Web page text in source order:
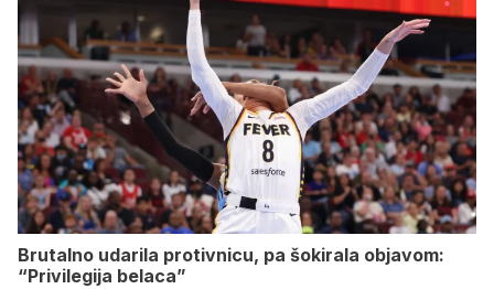
Brutalno udarila protivnicu, pa šokirala objavom:
“Privilegija belaca”